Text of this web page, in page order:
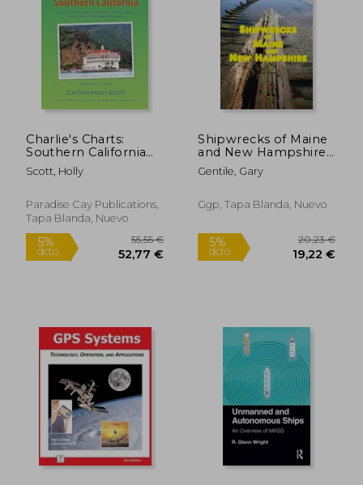
dcto. 23,65 € dcto. 36,80
Charlie's Charts:
Southern California
(en Inglés)
Scott, Holly
Paradise Cay Publications,
Tapa Blanda, Nuevo
Shipwrecks of Maine
and New Hampshire
(en Inglés)
Gentile, Gary
Ggp, Tapa Blanda, Nuevo